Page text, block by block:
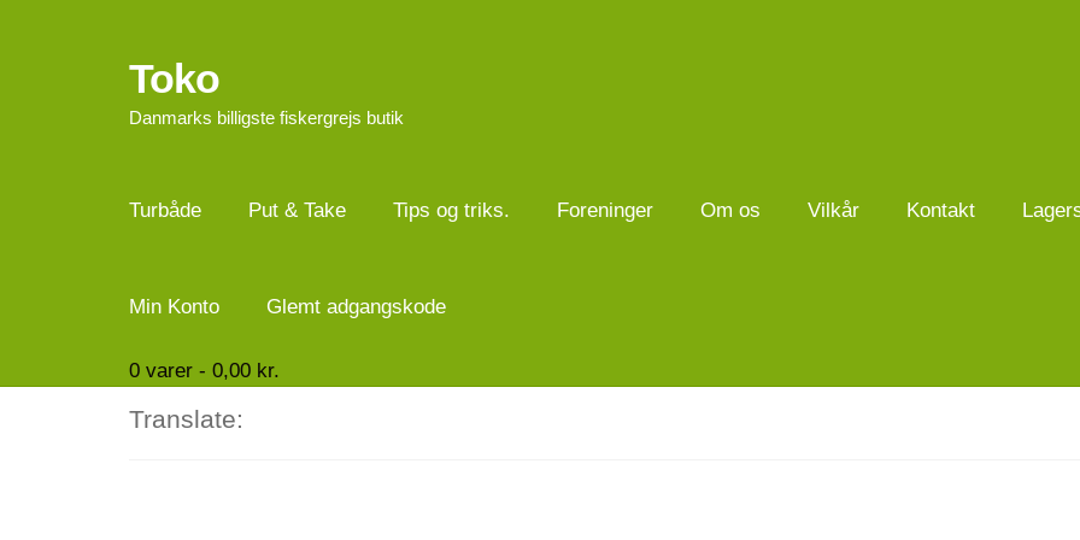
Spring
til
navigation
Spring
til
indhold
Toko
Danmarks billigste fiskergrejs butik
Turbåde Put & Take Tips og triks. Foreninger Om os Vilkår Kontakt
Min Konto Glemt adgangskode
0varer - 0,00 kr.
Translate: